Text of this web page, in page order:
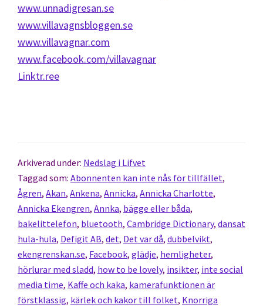
www.unnadigresan.se
www.villavagnsbloggen.se
www.villavagnar.com
www.facebook.com/villavagnar
Linktr.ree
Arkiverad under: Nedslag i Lifvet
Taggad som: Abonnenten kan inte nås för tillfället,
Ågren, Akan, Ankena, Annicka, Annicka Charlotte,
Annicka Ekengren, Annka, bägge eller båda,
bakelittelefon, bluetooth, Cambridge Dictionary, dansat
hula-hula, Defigit AB, det, Det var då, dubbelvikt,
ekengrenskan.se, Facebook, glädje, hemligheter,
hörlurar med sladd, how to be lovely, insikter, inte social
media time, Kaffe och kaka, kamerafunktionen är
förstklassig, kärlek och kakor till folket, Knorriga